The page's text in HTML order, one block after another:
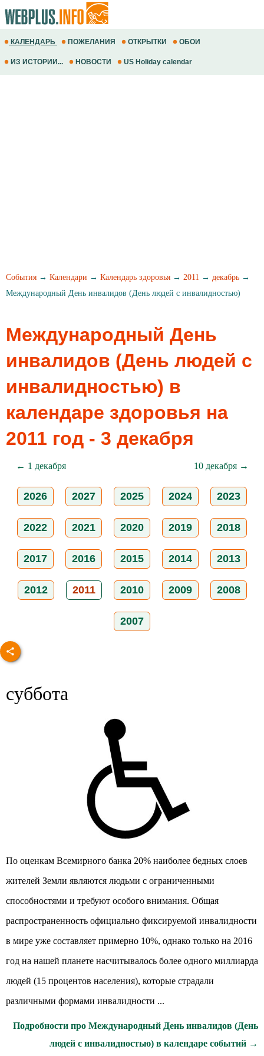
КАЛЕНДАРЬ ПОЖЕЛАНИЯ ОТКРЫТКИ ОБОИ
ИЗ ИСТОРИИ... НОВОСТИ US Holiday calendar
События → Календари → Календарь здоровья → 2011 → декабрь →
Международный День инвалидов (День людей с инвалидностью)
Международный День
инвалидов (День людей с
инвалидностью) в
календаре здоровья на
2011 год - 3 декабря
← 1 декабря 10 декабря →
2026 2027 2025 2024 2023
2022 2021 2020 2019 2018
2017 2016 2015 2014 2013
2012 2011 2010 2009 2008
2007
суббота
По оценкам Всемирного банка 20% наиболее бедных слоев
жителей Земли являются людьми с ограниченными
способностями и требуют особого внимания. Общая
распространенность официально фиксируемой инвалидности
в мире уже составляет примерно 10%, однако только на 2016
год на нашей планете насчитывалось более одного миллиарда
людей (15 процентов населения), которые страдали
различными формами инвалидности ...
Подробности про Международный День инвалидов (День
людей с инвалидностью) в календаре событий →